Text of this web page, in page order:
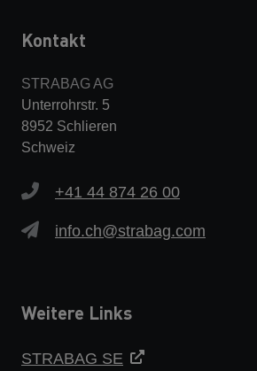
Kontakt
STRABAG AG
Unterrohrstr. 5
8952 Schlieren
Schweiz
+41 44 874 26 00
info.ch@strabag.com
Weitere Links
STRABAG SE